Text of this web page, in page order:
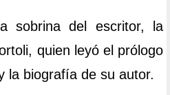
sobrina del escritor, la
quien leyó el prólogo
la biografía de su autor.